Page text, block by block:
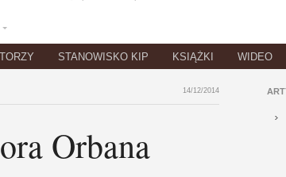
STANOWISKO KIP KSIĄŻKI WIDEO
14/12/2014
Orbana